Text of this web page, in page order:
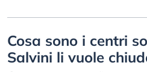
Cosa sono i centri
Salvini li vuole